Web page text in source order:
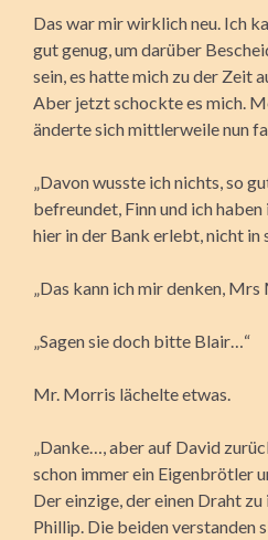
Das war mir wirklich neu. Ich
gut genug, um darüber
sein, es hatte mich zu der Zeit
Aber jetzt schockte es mich.
änderte sich mittlerweile nun
„Davon wusste ich nichts, so
befreundet, Finn und ich
hier in der Bank erlebt, nicht in
„Das kann ich mir denken,
„Sagen sie doch bitte Blair…“
Mr. Morris lächelte etwas.
„Danke…, aber auf David
schon immer ein Eigenbrötler
Der einzige, der einen Draht
Phillip. Die beiden verstanden